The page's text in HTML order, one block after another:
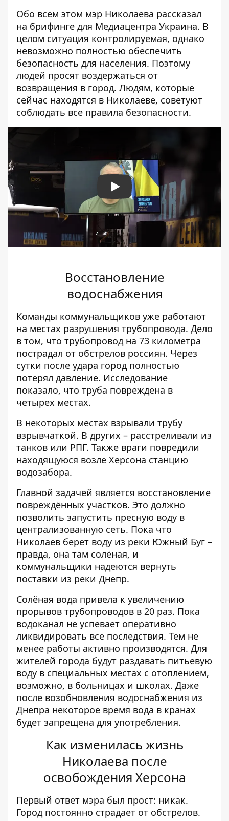
Обо всем этом мэр Николаева рассказал
на брифинге для Медиацентра Украина. В
целом ситуация контролируемая, однако
невозможно полностью обеспечить
безопасность для населения. Поэтому
людей просят воздержаться от
возвращения в город. Людям, которые
сейчас находятся в Николаеве, советуют
соблюдать все правила безопасности.
Play
Восстановление
водоснабжения
Команды коммунальщиков уже работают
на местах разрушения трубопровода. Дело
в том, что трубопровод на 73 километра
пострадал от обстрелов россиян. Через
сутки после удара город полностью
потерял давление. Исследование
показало, что труба повреждена в
четырех местах.
В некоторых местах взрывали трубу
взрывчаткой. В других – расстреливали из
танков или РПГ. Также враги повредили
находящуюся возле Херсона станцию ​​
водозабора.
Главной задачей является восстановление
повреждённых участков. Это должно
позволить запустить пресную воду в
централизованную сеть. Пока что
Николаев берет воду из реки Южный Буг –
правда, она там солёная, и
коммунальщики надеются вернуть
поставки из реки Днепр.
Солёная вода привела к увеличению
прорывов трубопроводов в 20 раз. Пока
водоканал не успевает оперативно
ликвидировать все последствия. Тем не
менее работы активно производятся. Для
жителей города будут раздавать питьевую
воду в специальных местах с отоплением,
возможно, в больницах и школах. Даже
после возобновления водоснабжения из
Днепра некоторое время вода в кранах
будет запрещена для употребления.
Как изменилась жизнь
Николаева после
освобождения Херсона
Первый ответ мэра был прост: никак.
Город постоянно страдает от обстрелов.